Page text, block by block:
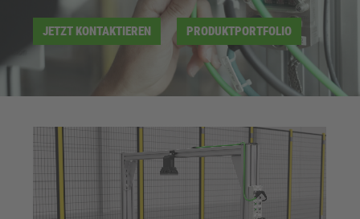
JETZT KONTAKTIEREN PRODUKTPORTFOLIO